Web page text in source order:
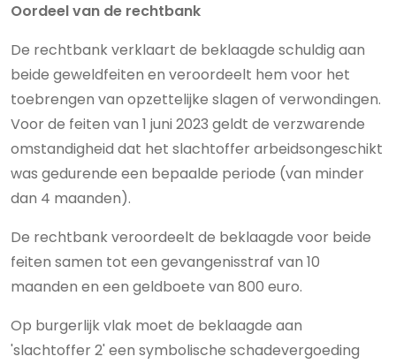
Oordeel van de rechtbank
De rechtbank verklaart de beklaagde schuldig aan
beide geweldfeiten en veroordeelt hem voor het
toebrengen van opzettelijke slagen of verwondingen.
Voor de feiten van 1 juni 2023 geldt de verzwarende
omstandigheid dat het slachtoffer arbeidsongeschikt
was gedurende een bepaalde periode (van minder
dan 4 maanden).
De rechtbank veroordeelt de beklaagde voor beide
feiten samen tot een gevangenisstraf van 10
maanden en een geldboete van 800 euro.
Op burgerlijk vlak moet de beklaagde aan
'slachtoffer 2' een symbolische schadevergoeding